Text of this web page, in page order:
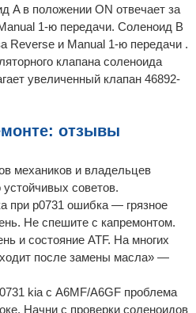
A в положении ON отвечает за
1-ю передачи. Соленоид B
Reverse и Manual 1-ю передачи .
клапана соленоида
увеличенный клапан 46892-
отзывы
механиков и владельцев
советов.
при p0731 ошибка — грязное
Не спешите с капремонтом.
и состояние ATF. На многих
после замены масла» —
kia с A6MF/A6GF проблема
Начни с проверки соленоидов